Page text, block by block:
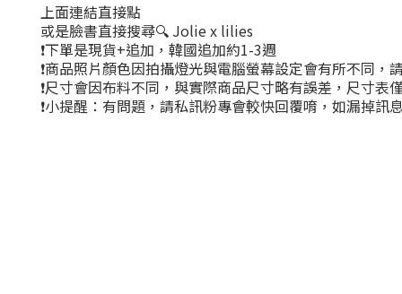
上面連結直接點
或是臉書直接搜尋🔍 Jolie x lilies
❗下單是現貨+追加，韓國追加約1-3週
❗商品照片顏色因拍攝燈光與電腦螢幕設定會有所不同，
❗尺寸會因布料不同，與實際商品尺寸略有誤差，尺寸表
❗小提醒：有問題，請私訊粉專會較快回覆唷，如漏掉訊